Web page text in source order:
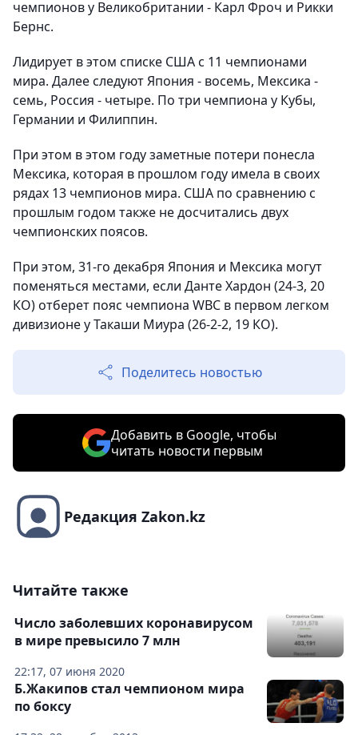
чемпионов у Великобритании - Карл Фроч и Рикки
Бернс.
Лидирует в этом списке США с 11 чемпионами
мира. Далее следуют Япония - восемь, Мексика -
семь, Россия - четыре. По три чемпиона у Кубы,
Германии и Филиппин.
При этом в этом году заметные потери понесла
Мексика, которая в прошлом году имела в своих
рядах 13 чемпионов мира. США по сравнению с
прошлым годом также не досчитались двух
чемпионских поясов.
При этом, 31-го декабря Япония и Мексика могут
поменяться местами, если Данте Хардон (24-3, 20
КО) отберет пояс чемпиона WBC в первом легком
дивизионе у Такаши Миура (26-2-2, 19 КО).
Поделитесь новостью
Добавить в Google, чтобы
читать новости первым
Редакция Zakon.kz
Читайте также
22:17, 07 июня 2020
Число заболевших коронавирусом
в мире превысило 7 млн
Б.Жакипов стал чемпионом мира
по боксу